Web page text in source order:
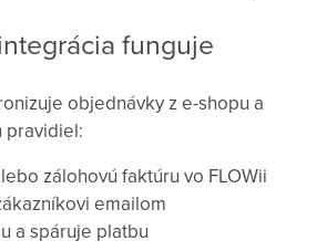
funguje
objednávky z e-shopu a
pravidiel:
zálohovú faktúru vo FLOWii
emailom
a spáruje platbu